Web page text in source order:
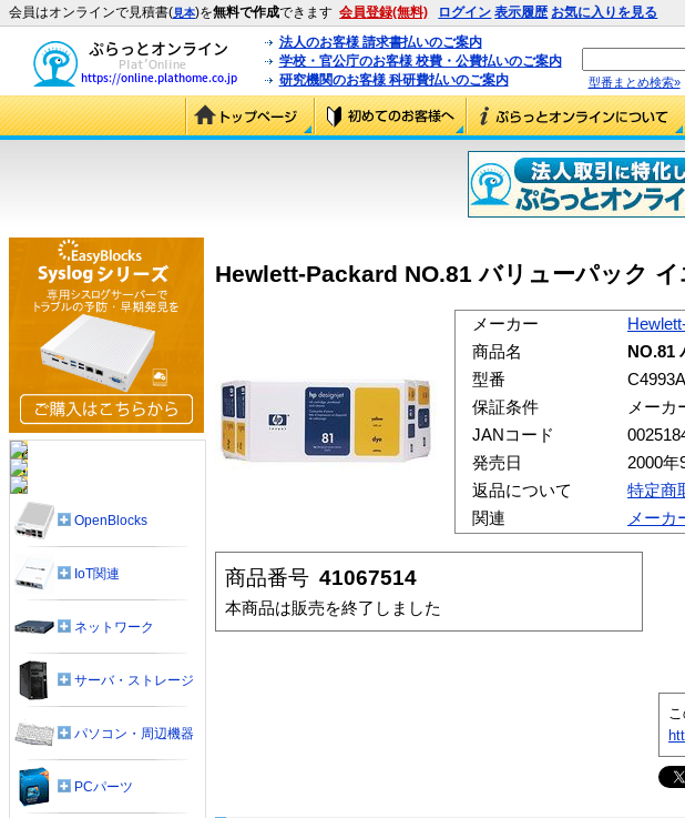
会員はオンラインで見積書(見本)を無料で作成できます 会員登録(無料) ログイン 表示履歴 お気に入りを見る
法人のお客様 請求書払いのご案内
学校・官公庁のお客様 校費・公費払いのご案内
研究機関のお客様 科研費払いのご案内
型番まとめ検索»
Hewlett-Packard NO.81 バリューパック
メーカー
商品名
NO.81
型番
C4993A
保証条件
メーカ
JANコード
発売日
2000年
返品について
特定商
関連
メーカ
商品番号 41067514
本商品は販売を終了しました
OpenBlocks
IoT関連
ネットワーク
サーバ・ストレージ
パソコン・周辺機器
PCパーツ